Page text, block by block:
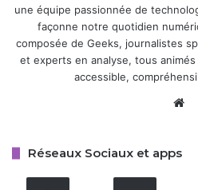
Upscaling et AMD FSR pour
et la génération de frames. Une
intégrera Metal 4, avec
MetalFX Denoising, permettant
images par seconde sur les
Articles similaires
une équipe passionnée de
façonne notre quotidien
composée de Geeks, journalistes
et experts en analyse, tous animés
accessible,
Réseaux Sociaux et apps